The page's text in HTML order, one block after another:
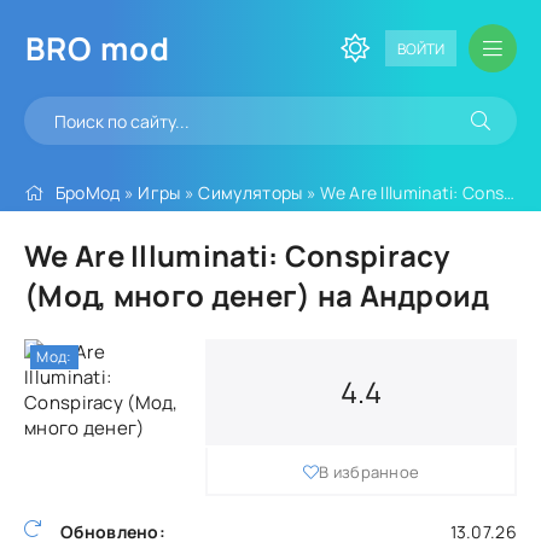
BRO mod ВОЙТИ
БроМод » Игры »Симуляторы » We Are Illuminati: Conspiracy (Мод, много денег)
We Are Illuminati: Conspiracy
(Мод, много денег) на Андроид
Обновлено:
13.07.26
4.4
В избранное
Мод: